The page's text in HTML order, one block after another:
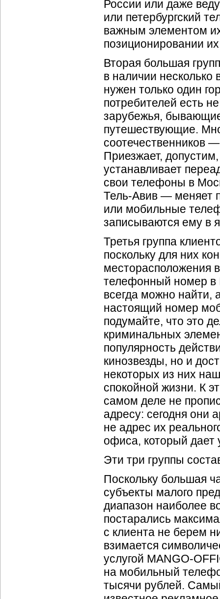
России или даже
или петербургский
важным элементом
позиционировании
Вторая большая
в наличии
нужен только один
потребителей есть
зарубежья,
путешествующие.
соотечественников
Приезжает,
устанавливает
свои телефоны в
Тель-Авив — меняет
или мобильные
записываются ему в
Третья группа
поскольку для них
месторасположения
телефонный номер
всегда можно найти,
настоящий номер
подумайте, что это
криминальных
популярность
кинозвезды, но и
некоторых из них
спокойной жизни. К
самом деле не
адресу: сегодня они
не адрес их
офиса, который дает
Эти три группы
Поскольку большая
субъекты малого
диапазон наиболее
постарались
с клиента не берем
взимается
услугой MANGO-
на мобильный
тысячи рублей.